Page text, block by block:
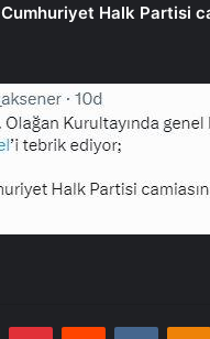
Halk Partisi
Tumblr PinterestReddit